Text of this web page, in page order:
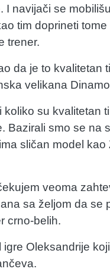
navijači se
tim doprineti
trener.
da je to kvalitetan
velikana
su kvalitetan
Bazirali smo se na
sličan model
veoma
sa željom da se
crno-belih.
Oleksandrije